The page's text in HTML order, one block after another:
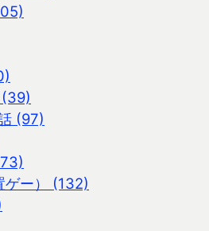
(39)
(97)
ゲー） (132)